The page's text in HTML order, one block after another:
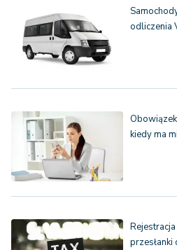
odliczenia
kiedy ma
przesłanki